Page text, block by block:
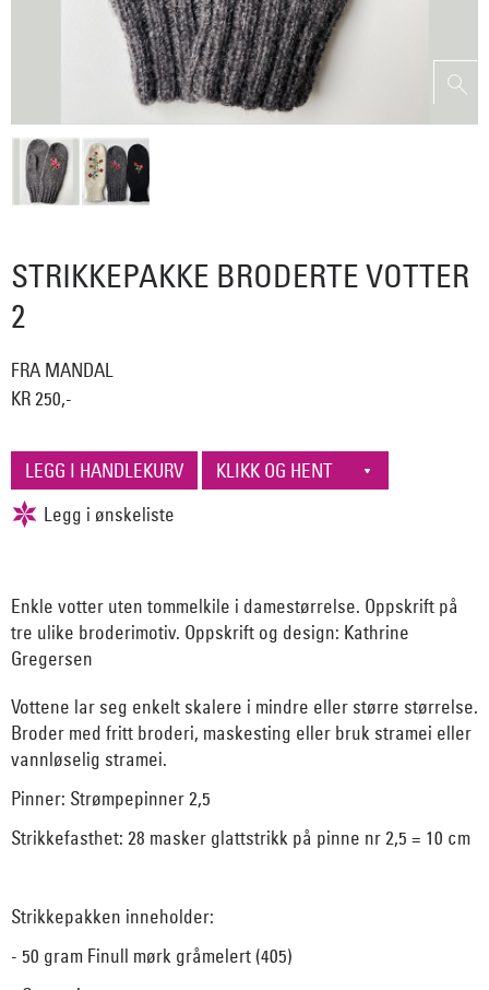
STRIKKEPAKKE BRODERTE VOTTER
2
FRA MANDAL
KR 250,-
Enkle votter uten tommelkile i damestørrelse. Oppskrift på
tre ulike broderimotiv. Oppskrift og design: Kathrine
Gregersen
Vottene lar seg enkelt skalere i mindre eller større størrelse.
Broder med fritt broderi, maskesting eller bruk stramei eller
vannløselig stramei.
Pinner: Strømpepinner 2,5
Strikkefasthet: 28 masker glattstrikk på pinne nr 2,5 = 10 cm
Strikkepakken inneholder:
- 50 gram Finull mørk gråmelert (405)